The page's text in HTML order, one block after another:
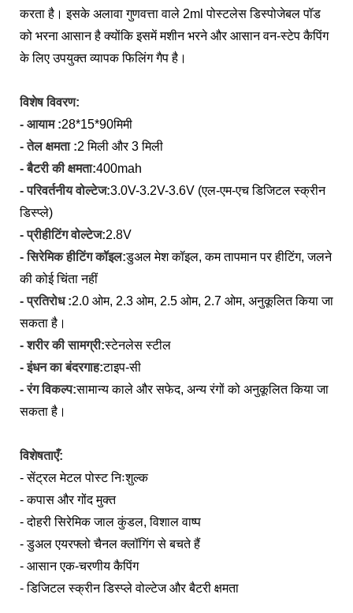
करता है। इसके अलावा गुणवत्ता वाले 2ml पोस्टलेस डिस्पोजेबल पॉड
को भरना आसान है क्योंकि इसमें मशीन भरने और आसान वन-स्टेप कैपिंग
के लिए उपयुक्त व्यापक फिलिंग गैप है।
विशेष विवरण:
- आयाम :28*15*90मिमी
- तेल क्षमता :2 मिली और 3 मिली
- बैटरी की क्षमता:400mah
- परिवर्तनीय वोल्टेज:3.0V-3.2V-3.6V (एल-एम-एच डिजिटल स्क्रीन
डिस्प्ले)
- प्रीहीटिंग वोल्टेज:2.8V
- सिरेमिक हीटिंग कॉइल:डुअल मेश कॉइल, कम तापमान पर हीटिंग, जलने
की कोई चिंता नहीं
- प्रतिरोध :2.0 ओम, 2.3 ओम, 2.5 ओम, 2.7 ओम, अनुकूलित किया जा
सकता है।
- शरीर की सामग्री:स्टेनलेस स्टील
- इंधन का बंदरगाह:टाइप-सी
- रंग विकल्प:सामान्य काले और सफेद, अन्य रंगों को अनुकूलित किया जा
सकता है।
विशेषताएँ:
- सेंट्रल मेटल पोस्ट निःशुल्क
- कपास और गोंद मुक्त
- दोहरी सिरेमिक जाल कुंडल, विशाल वाष्प
- डुअल एयरफ्लो चैनल क्लॉगिंग से बचते हैं
- आसान एक-चरणीय कैपिंग
- डिजिटल स्क्रीन डिस्प्ले वोल्टेज और बैटरी क्षमता